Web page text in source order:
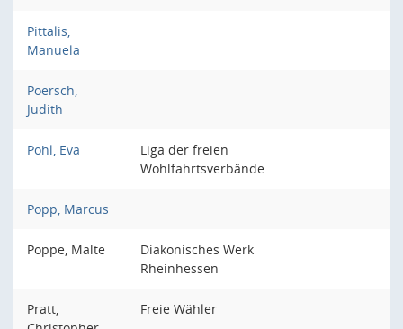
Pittalis,
Manuela
Poersch,
Judith
Pohl, Eva
Liga der freien
Wohlfahrtsverbände
Popp, Marcus
Poppe, Malte
Diakonisches Werk
Rheinhessen
Pratt,
Freie Wähler